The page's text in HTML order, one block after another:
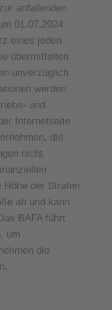
anfallenden
01.07.2024
eines jeden
übermittelten
unverzüglich
werden
und
Internetseite
die
nicht
Höhe der Strafen
ab und kann
BAFA führt
um
die